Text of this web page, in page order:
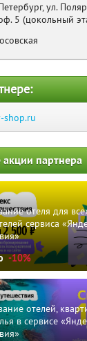
ул.
5 (цокольный
shop.ru
акции партнера
отеля для
сервиса
-10%
отелей,
в сервисе